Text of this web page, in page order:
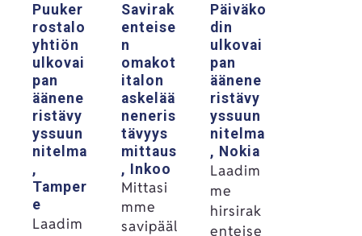
Puuker
rostalo
yhtiön
ulkovai
pan
äänene
ristävy
yssuun
nitelma
,
Tamper
e
Laadim
Savirak
enteise
n
omakot
italon
askelää
neneris
tävyys
mittaus
, Inkoo
Mittasi
mme
savipääl
Päiväko
din
ulkovai
pan
äänene
ristävy
yssuun
nitelma
, Nokia
Laadim
me
hirsirak
enteise